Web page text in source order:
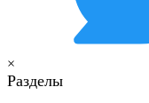
×
Разделы